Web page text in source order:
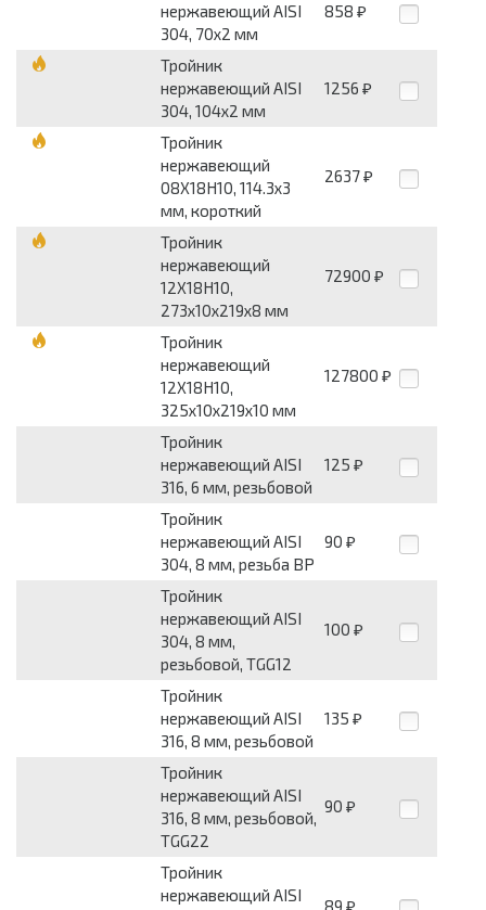
нержавеющий AISI
304, 70x2 мм
858 ₽
Тройник
нержавеющий AISI
304, 104x2 мм
1256 ₽
Тройник
нержавеющий
08Х18Н10, 114.3x3
мм, короткий
2637 ₽
Тройник
нержавеющий
12Х18Н10,
273x10x219x8 мм
72900 ₽
Тройник
нержавеющий
12Х18Н10,
325x10x219x10 мм
127800 ₽
Тройник
нержавеющий AISI
316, 6 мм, резьбовой
125 ₽
Тройник
нержавеющий AISI
304, 8 мм, резьба ВР
90 ₽
Тройник
нержавеющий AISI
304, 8 мм,
резьбовой, TGG12
100 ₽
Тройник
нержавеющий AISI
316, 8 мм, резьбовой
135 ₽
Тройник
нержавеющий AISI
316, 8 мм, резьбовой,
TGG22
90 ₽
Тройник
нержавеющий AISI
89 ₽